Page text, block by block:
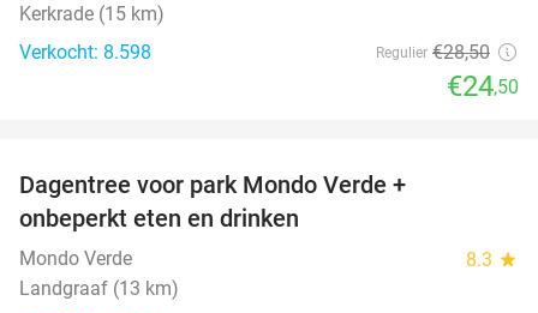
Kerkrade (15 km)
Verkocht: 8.598
Regulier €28,50
€24,50
Dagentree voor park Mondo Verde +
onbeperkt eten en drinken
Mondo Verde 8.3 star
Landgraaf (13 km)